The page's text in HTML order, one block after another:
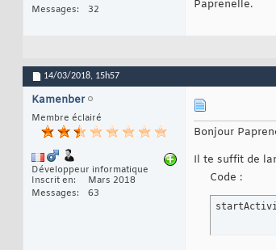
Messages
32
Paprenelle.
14/03/2018, 15h57
Kamenber
Membre éclairé
Développeur informatique
Inscrit en
Mars 2018
Messages
63
Bonjour
Il te suffit de
Code :